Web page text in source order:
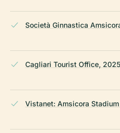
Società Ginnastica
Cagliari Tourist Office, 2025
Vistanet: Amsicora